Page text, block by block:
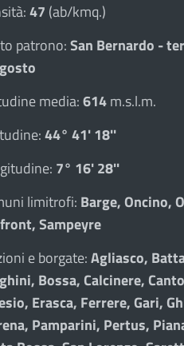
47 (ab/kmq.)
patrono:San Bernardo -
media:614m.s.l.m.
44° 41' 18''
7° 16' 28''
limitrofi: Barge, Oncino,
Sampeyre
e borgate:Agliasco,
Bossa, Calcinere,
Erasca, Ferrere, Gari,
Pamparini, Pertus,